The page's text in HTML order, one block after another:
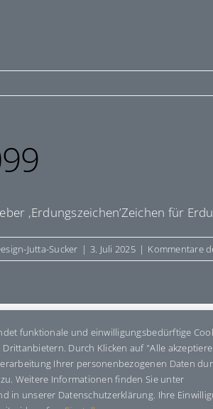
‚Erdungszeichen’Zeichen für
Jutta-Sucker | 3. Juli 2025 | Kommentare
This Story, Choose Your
funktionale und einwilligungsbedürftige
Durch Klicken auf "Alle
Ihrer personenbezogenen Daten
Weitere Informationen finden Sie unter
in unserer Datenschutzerklärung. Ihre